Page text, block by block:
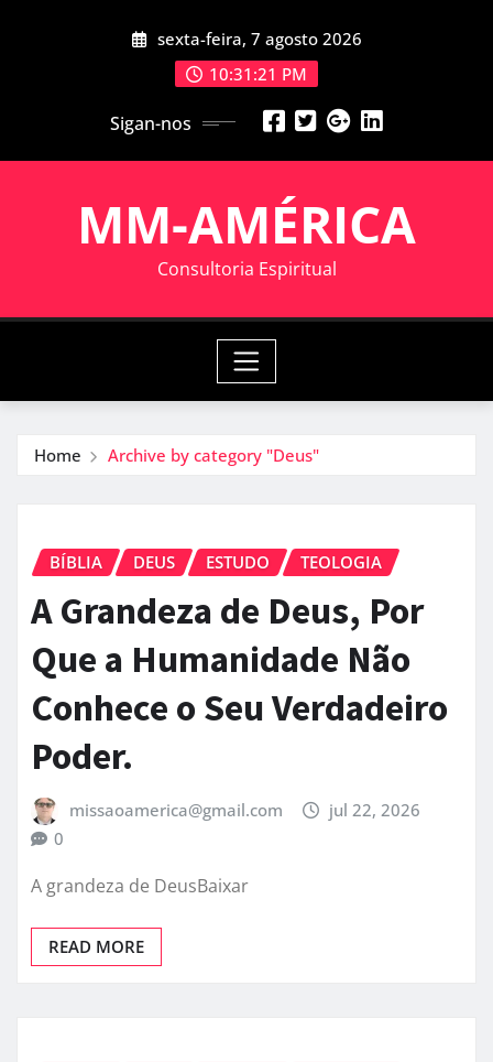
sexta-feira, 7 agosto 2026
10:31:22 PM
Sigan-nos
MM-AMÉRICA
Consultoria Espiritual
Home Archive by category "Deus"
BÍBLIA DEUS ESTUDO TEOLOGIA
A Grandeza de Deus, Por
Que a Humanidade Não
Conhece o Seu Verdadeiro
Poder.
missaoamerica@gmail.com
jul 22, 2026
0
A grandeza de DeusBaixar
READ MORE